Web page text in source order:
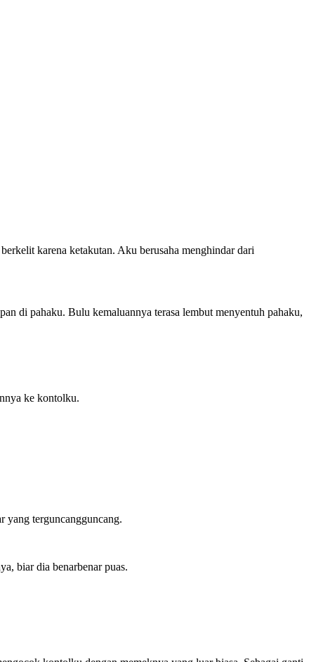
karena ketakutan. Aku berusaha menghindar dari
di pahaku. Bulu kemaluannya terasa lembut menyentuh pahaku,
ke kontolku.
yang terguncangguncang.
biar dia benarbenar puas.